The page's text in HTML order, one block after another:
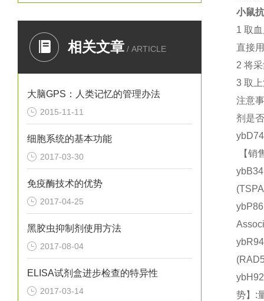
相关文章 / ARTICLE
大脑GPS：人类记忆的管理办法
2015-11-11
细胞系统的基本功能
2017-03-30
免疫酶技术的优势
2017-04-25
黑胶虫抑制剂使用方法
2017-08-04
ELISA试剂盒进步检查的特异性
2017-03-14
小鼠
1取
直接
2 将
3 取
注意
剂是
【销
势】: